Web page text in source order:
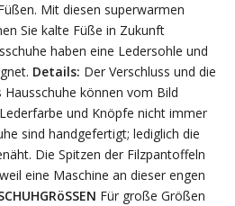
Mit diesen superwarmen
Sie kalte Füße in Zukunft
haben eine Ledersohle und
Details: Der Verschluss und die
können vom Bild
und Knöpfe nicht immer
sind handgefertigt; lediglich die
Die Spitzen der Filzpantoffeln
eine Maschine an dieser engen
Für große Größen